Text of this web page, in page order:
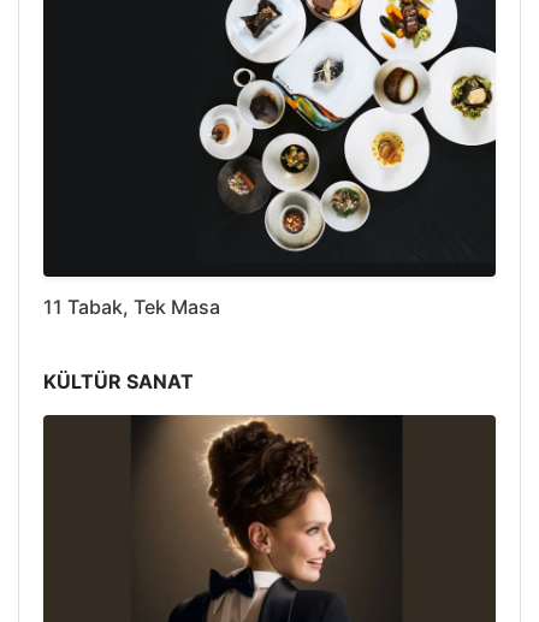
11 Tabak, Tek Masa
KÜLTÜR SANAT